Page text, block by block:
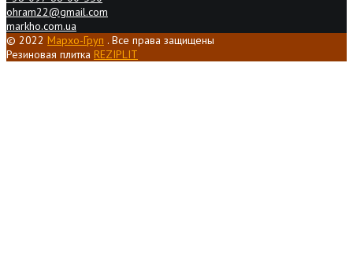
ohram22@gmail.com
markho.com.ua
© 2022 Мархо-Груп . Все права защищены
Резиновая плитка REZIPLIT